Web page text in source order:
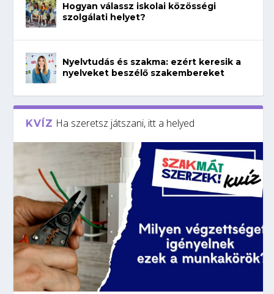
Hogyan válassz iskolai közösségi
szolgálati helyet?
Nyelvtudás és szakma: ezért keresik a
nyelveket beszélő szakembereket
KVÍZ Ha szeretsz játszani, itt a helyed